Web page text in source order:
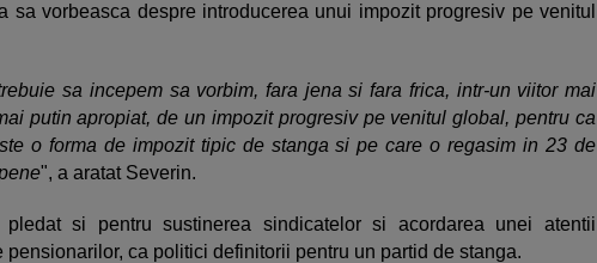
sa vorbeasca despre introducerea unui impozit progresiv pe venitul
sa incepem sa vorbim, fara jena si fara frica, intr-un viitor mai
putin apropiat, de un impozit progresiv pe venitul global, pentru ca
o forma de impozit tipic de stanga si pe care o regasim in 23 de
", a aratat Severin.
si pentru sustinerea sindicatelor si acordarea unei atentii
pensionarilor, ca politici definitorii pentru un partid de stanga.